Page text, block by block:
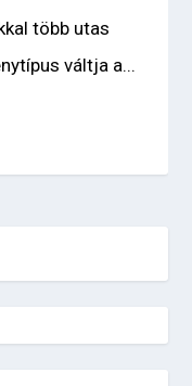
több utas
váltja a...